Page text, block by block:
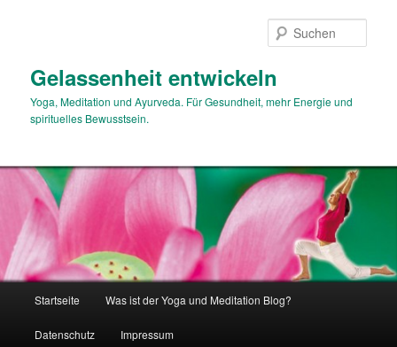
Gelassenheit entwickeln
Yoga, Meditation und Ayurveda. Für Gesundheit, mehr Energie und
spirituelles Bewusstsein.
Startseite Was ist der Yoga und Meditation Blog?
Datenschutz Impressum